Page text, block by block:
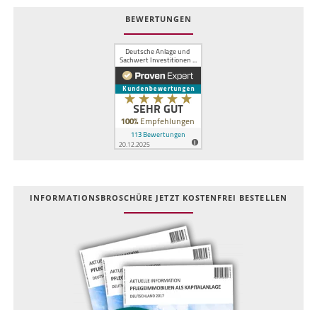
BEWERTUNGEN
INFOR­MATIONS­BROSCHÜRE JETZT KOSTEN­FREI BESTELLEN